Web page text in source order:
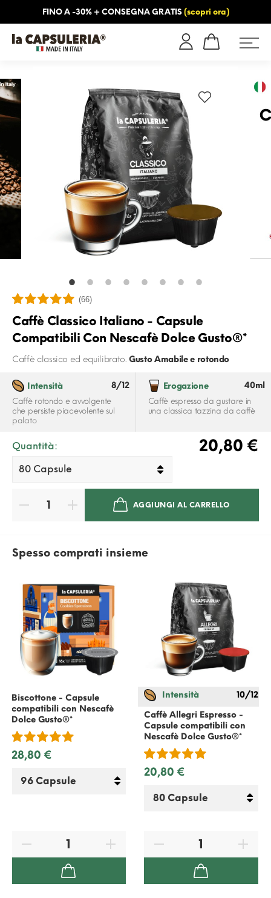
FINO A -30% + CONSEGNA GRATIS (scopri ora)
(66)
Caffè Classico Italiano - Capsule
Compatibili Con Nescafè Dolce Gusto®*
Caffè classico ed equilibrato.Gusto Amabile e rotondo
Intensità 8/12
Caffè rotondo e avvolgente
che persiste piacevolente sul
palato
Erogazione 40ml
Caffè espresso da gustare in
una classica tazzina da caffè
20,80 €
Quantità:
AGGIUNGI AL CARRELLO
Spesso comprati insieme
Biscottone - Capsule
compatibili con Nescafè
Dolce Gusto®*
28,80 €
Intensità
10/12
Caffè Allegri Espresso -
Capsule compatibili con
Nescafè Dolce Gusto®*
20,80 €